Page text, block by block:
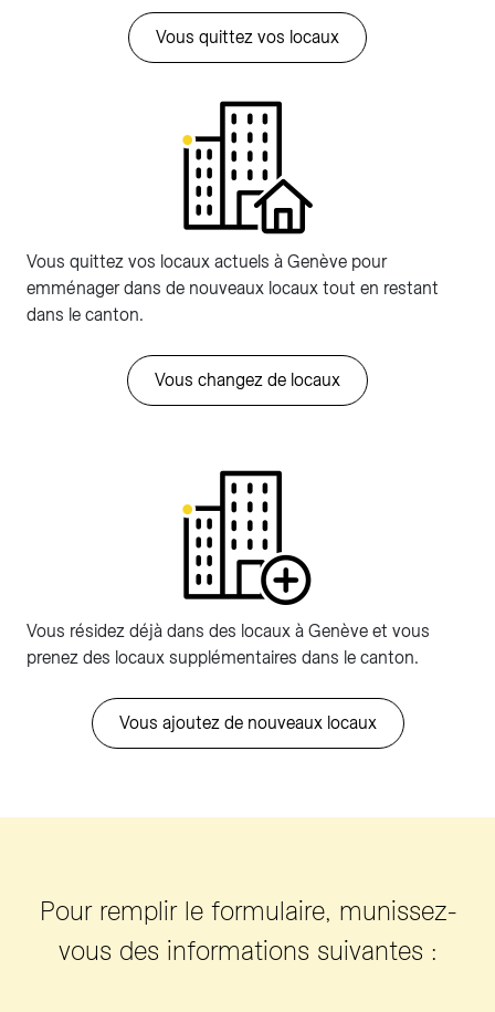
Vous quittez vos locaux
Vous quittez vos locaux actuels à Genève pour
emménager dans de nouveaux locaux tout en restant
dans le canton.
Vous changez de locaux
Vous résidez déjà dans des locaux à Genève et vous
prenez des locaux supplémentaires dans le canton.
Vous ajoutez de nouveaux locaux
Pour remplir le formulaire, munissez-
vous des informations suivantes :